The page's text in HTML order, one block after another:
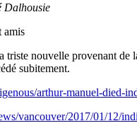
Dalhousie
amis
triste nouvelle provenant
subitement.
arthur-manuel-died-
vancouver/2017/01/12/